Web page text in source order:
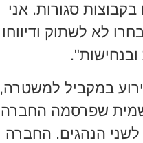
סגורות. אני
לא לשתוק ודיווחו
במקביל למשטרה,
שפרסמה החברה
לשני הנהגים. החברה